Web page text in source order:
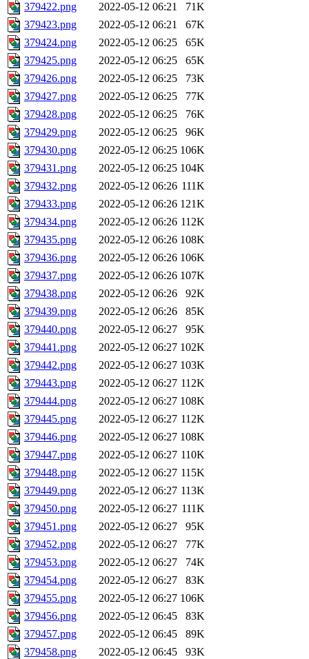
379422.png
2022-05-12 06:21
71K
379423.png
2022-05-12 06:21
67K
379424.png
2022-05-12 06:25
65K
379425.png
2022-05-12 06:25
65K
379426.png
2022-05-12 06:25
73K
379427.png
2022-05-12 06:25
77K
379428.png
2022-05-12 06:25
76K
379429.png
2022-05-12 06:25
96K
379430.png
2022-05-12 06:25 106K
379431.png
2022-05-12 06:25 104K
379432.png
2022-05-12 06:26 111K
379433.png
2022-05-12 06:26 121K
379434.png
2022-05-12 06:26 112K
379435.png
2022-05-12 06:26 108K
379436.png
2022-05-12 06:26 106K
379437.png
2022-05-12 06:26 107K
379438.png
2022-05-12 06:26
92K
379439.png
2022-05-12 06:26
85K
379440.png
2022-05-12 06:27
95K
379441.png
2022-05-12 06:27 102K
379442.png
2022-05-12 06:27 103K
379443.png
2022-05-12 06:27 112K
379444.png
2022-05-12 06:27 108K
379445.png
2022-05-12 06:27 112K
379446.png
2022-05-12 06:27 108K
379447.png
2022-05-12 06:27 110K
379448.png
2022-05-12 06:27 115K
379449.png
2022-05-12 06:27 113K
379450.png
2022-05-12 06:27 111K
379451.png
2022-05-12 06:27
95K
379452.png
2022-05-12 06:27
77K
379453.png
2022-05-12 06:27
74K
379454.png
2022-05-12 06:27
83K
379455.png
2022-05-12 06:27 106K
379456.png
2022-05-12 06:45
83K
379457.png
2022-05-12 06:45
89K
379458.png
2022-05-12 06:45
93K